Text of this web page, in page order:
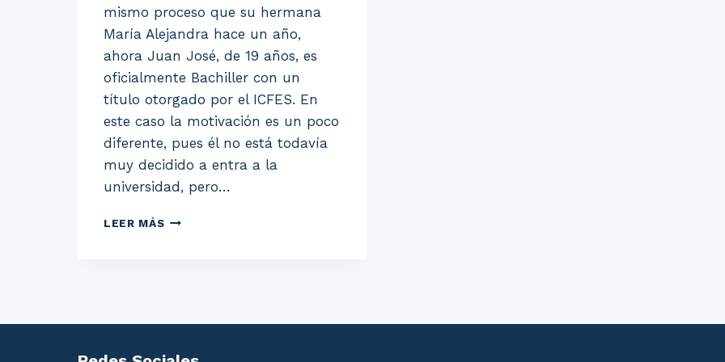
mismo proceso que su hermana
María Alejandra hace un año,
ahora Juan José, de 19 años, es
oficialmente Bachiller con un
título otorgado por el ICFES. En
este caso la motivación es un poco
diferente, pues él no está todavía
muy decidido a entra a la
universidad, pero…
LEER MÁSY